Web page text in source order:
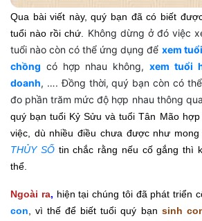
Qua bài viết này, quý bạn đã có biết
tuổi nào rồi chứ. Không dừng ở đó việc
tuổi nào còn có thể ứng dụng để xem
chồng có hợp nhau không,xem tuổi
doanh, …. Đồng thời, quý bạn còn có
đo phần trăm mức độ hợp nhau thông
quý bạn tuổi Kỷ Sửu và tuổi Tân Mão
việc, dù nhiều điều chưa được như mong
THỦY SỐtin chắc rằng nếu cố gắng thì
thể.
Ngoài ra, hiện tại chúng tôi đã phát triển
con, vì thế để biết tuổi quý bạn sinh